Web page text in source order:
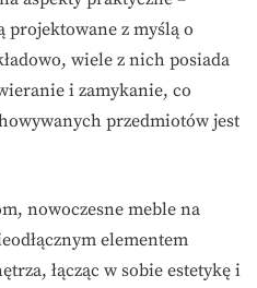
projektowane z myślą o
wiele z nich posiada
i zamykanie, co
przedmiotów jest
nowoczesne meble na
elementem
łącząc w sobie estetykę i